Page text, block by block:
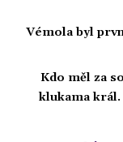
Vémola byl
Kdo měl za
klukama král.